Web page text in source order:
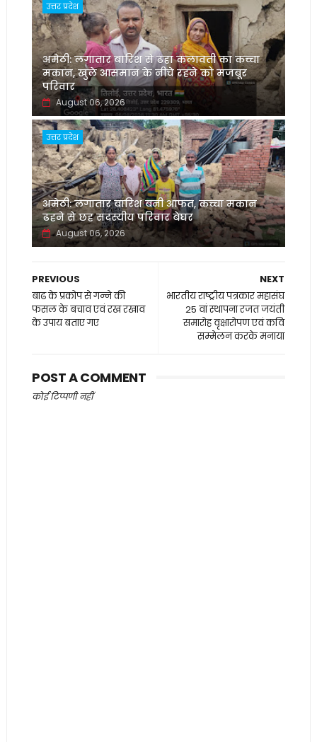
उत्तर प्रदेश
अमेठी: लगातार बारिश से ढहा कलावती का कच्चा
मकान, खुले आसमान के नीचे रहने को मजबूर
परिवार
August 06, 2026
उत्तर प्रदेश
अमेठी: लगातार बारिश बनी आफत, कच्चा मकान
ढहने से छह सदस्यीय परिवार बेघर
August 06, 2026
NEXT
भारतीय राष्ट्रीय पत्रकार महासंघ
25 वां स्थापना रजत जयंती
समारोह वृक्षारोपण एवं कवि
सम्मेलन करके मनाया
PREVIOUS
बाढ के प्रकोप से गन्ने की
फसल के बचाव एवं रख रखाव
के उपाय बताए गए
POST A COMMENT
कोई टिप्पणी नहीं